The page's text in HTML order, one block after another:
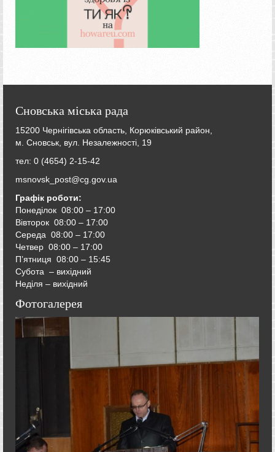
Сновська міська рада
15200 Чернігівська область, Корюківський район,
м. Сновськ, вул. Незалежності, 19
тел: 0 (4654) 2-15-42
msnovsk_post@cg.gov.ua
Графік роботи:
Понеділок 08:00 – 17:00
Вівторок 08:00 – 17:00
Середа 08:00 – 17:00
Четвер 08:00 – 17:00
П’ятниця 08:00 – 15:45
Субота – вихідний
Неділя – вихідний
Фотогалерея